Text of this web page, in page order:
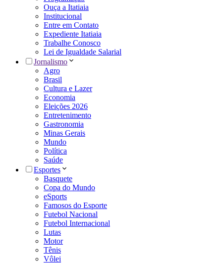
Ouça a Itatiaia
Institucional
Entre em Contato
Expediente Itatiaia
Trabalhe Conosco
Lei de Igualdade Salarial
Jornalismo
Agro
Brasil
Cultura e Lazer
Economia
Eleições 2026
Entretenimento
Gastronomia
Minas Gerais
Mundo
Política
Saúde
Esportes
Basquete
Copa do Mundo
eSports
Famosos do Esporte
Futebol Nacional
Futebol Internacional
Lutas
Motor
Tênis
Vôlei